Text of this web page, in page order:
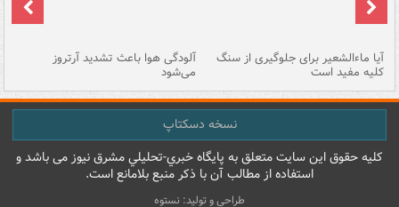
آیا ماءالشعیر برای جلوگیری از سنگ
کلیه مفید است
آلودگی هوا باعث تشدید آرتروز
می‌شود
نسخه دسکتاپ
کليه حقوق اين سايت متعلق به پایگاه خبري-تحليلي مشرق نيوز می باشد و
استفاده از مطالب آن با ذکر منبع بلامانع است.
طراحی و تولید: نستوه